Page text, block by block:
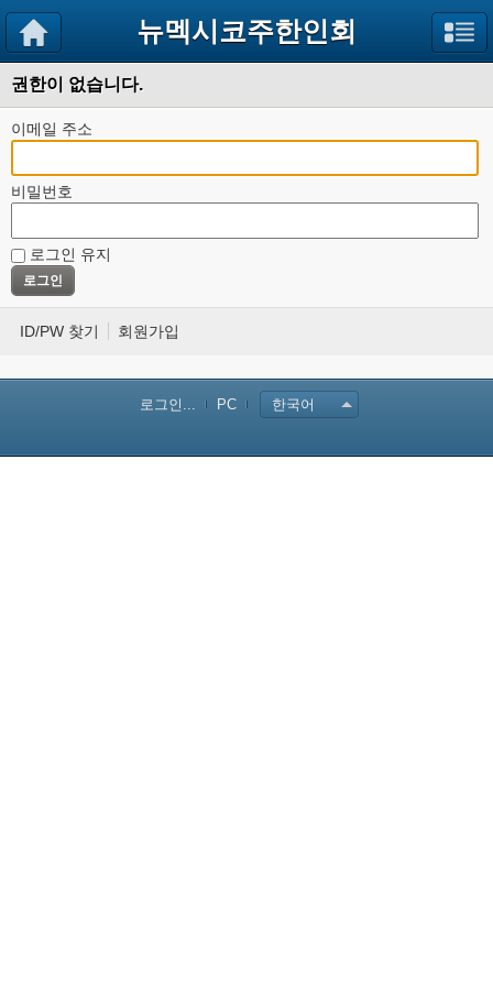
뉴멕시코주한인회
권한이 없습니다.
이메일 주소
비밀번호
로그인 유지
ID/PW 찾기 회원가입
로그인... PC 한국어